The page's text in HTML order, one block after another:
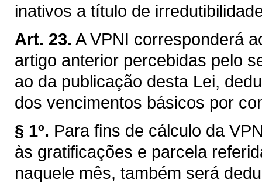
inativos a título de
Art. 23. A VPNI corresponderá
artigo anterior percebidas pelo
ao da publicação desta Lei,
dos vencimentos básicos por
§ 1º. Para fins de cálculo da
às gratificações e parcela
naquele mês, também será